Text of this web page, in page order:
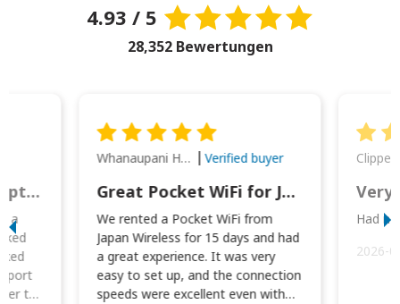
4.93 / 5
28,352 Bewertungen
This was wonderful option to a family of four. Everything worked smoothly.
a
to
Whanaupani Henry Joseph Macown Verified buyer
Great Pocket WiFi for Japan Travel
We rented a Pocket WiFi from
Japan Wireless for 15 days and had
a great experience. It was very
easy to set up, and the connection
speeds were excellent even with
Very
Had
2026-